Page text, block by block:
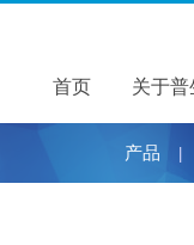
首页 关于普
关于普
产品